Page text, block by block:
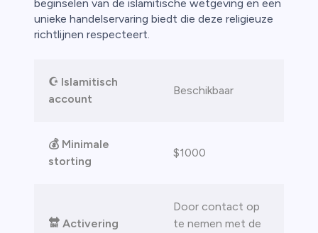
beginselen van de islamitische wetgeving en een
unieke handelservaring biedt die deze religieuze
richtlijnen respecteert.
☪️ Islamitisch
account
Beschikbaar
💰 Minimale
storting
$1000
🔛 Activering
Door contact op
te nemen met de